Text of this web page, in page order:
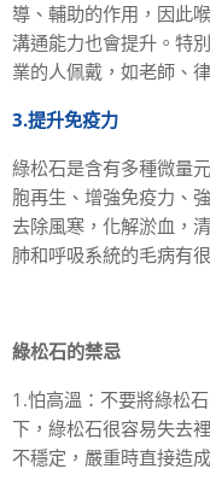
導、輔助的作用，因此
溝通能力也會提升。特
業的人佩戴，如老師、
3.提升免疫力
綠松石是含有多種微量
胞再生、增強免疫力、
去除風寒，化解淤血，
肺和呼吸系統的毛病有
綠松石的禁忌
1.怕高溫：不要將綠松
下，綠松石很容易失去
不穩定，嚴重時直接造